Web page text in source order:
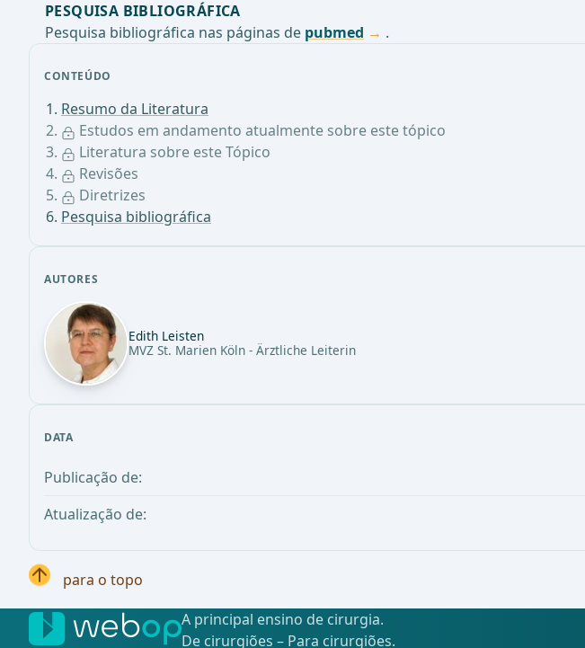
CONTEÚDO
Resumo da Literatura
Estudos em andamento atualmente sobre este tópico
Literatura sobre este Tópico
Revisões
Diretrizes
Pesquisa bibliográfica
AUTORES
Edith Leisten
MVZ St. Marien Köln - Ärztliche Leiterin
DATA
Publicação de:
Atualização de:
PESQUISA BIBLIOGRÁFICA
Pesquisa bibliográfica nas páginas de pubmed .
para o topo
A principal ensino de cirurgia.
De cirurgiões – Para cirurgiões.